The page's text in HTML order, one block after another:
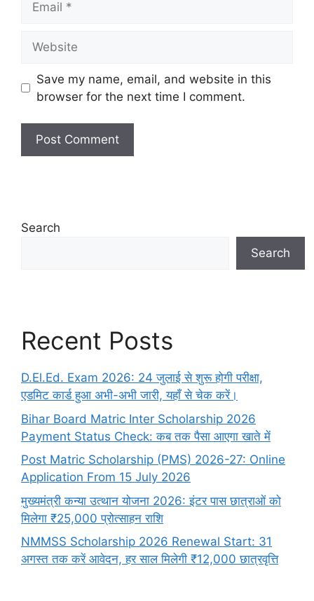
Save my name, email, and website in this
browser for the next time I comment.
Search
Search
Recent Posts
D.El.Ed. Exam 2026: 24 जुलाई से शुरू होगी परीक्षा,
एडमिट कार्ड हुआ अभी-अभी जारी, यहाँ से चेक करें।
Bihar Board Matric Inter Scholarship 2026
Payment Status Check: कब तक पैसा आएगा खाते में
Post Matric Scholarship (PMS) 2026-27: Online
Application From 15 July 2026
मुख्यमंत्री कन्या उत्थान योजना 2026: इंटर पास छात्राओं को
मिलेगा ₹25,000 प्रोत्साहन राशि
NMMSS Scholarship 2026 Renewal Start: 31
अगस्त तक करें आवेदन, हर साल मिलेगी ₹12,000 छात्रवृत्ति